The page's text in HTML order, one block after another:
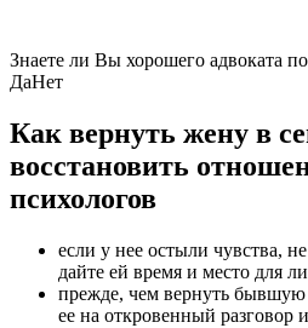
Знаете ли Вы хорошего адвоката
ДаНет
Как вернуть жену в
восстановить
психологов
если у нее остыли чувства,
дайте ей время и место для
прежде, чем вернуть бывшую
ее на откровенный разговор